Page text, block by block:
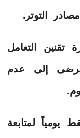
التوتر.
تقنين التعامل
إلى عدم
بـ 10 دقائق فقط يومياً لمتابعة